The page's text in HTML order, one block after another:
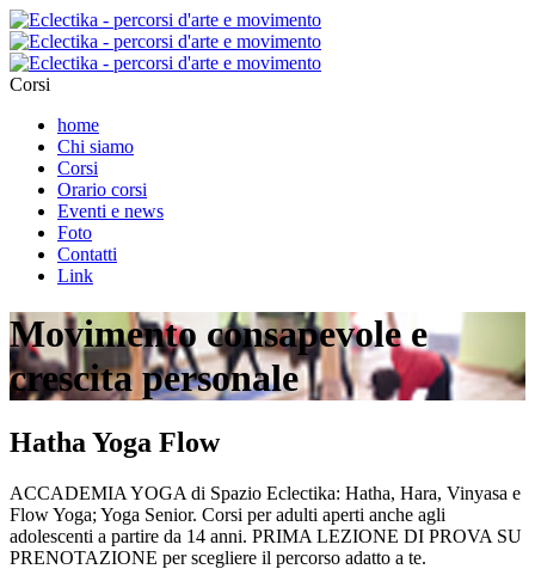
Corsi
home
Chi siamo
Corsi
Orario corsi
Eventi e news
Foto
Contatti
Link
Movimento consapevole e
crescita personale
Hatha Yoga Flow
ACCADEMIA YOGA di Spazio Eclectika: Hatha, Hara, Vinyasa e
Flow Yoga; Yoga Senior. Corsi per adulti aperti anche agli
adolescenti a partire da 14 anni. PRIMA LEZIONE DI PROVA SU
PRENOTAZIONE per scegliere il percorso adatto a te.